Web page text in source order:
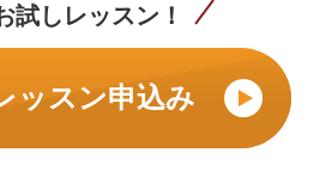
試しレッスン！
ッスン申込み